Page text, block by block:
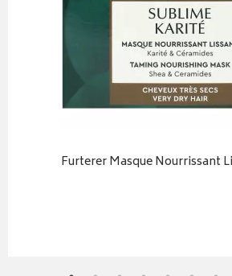
Furterer Masque Nourrissant